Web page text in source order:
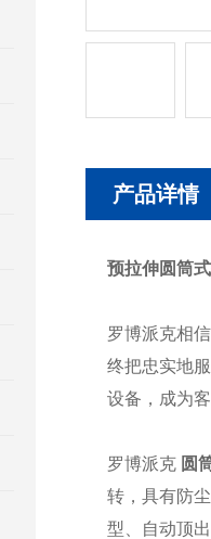
产品详情
预拉伸圆筒
罗博派克相
终把忠实地
设备，成为
罗博派克 圆
转，具有防
型、自动顶